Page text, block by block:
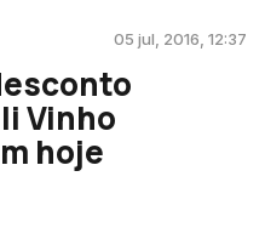
05 jul, 2016, 12:37
Vinho
hoje